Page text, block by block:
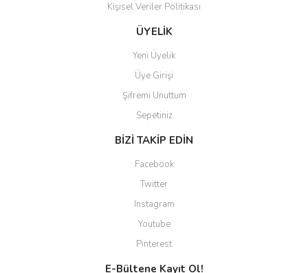
Gönder
Kişisel Veriler Politikası
ÜYELİK
Yeni Üyelik
Üye Girişi
Şifremi Unuttum
Sepetiniz
BİZİ TAKİP EDİN
Facebook
Twitter
Instagram
Youtube
Pinterest
E-Bültene Kayıt Ol!